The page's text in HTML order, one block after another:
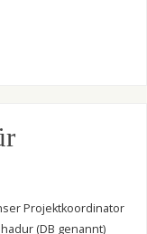
Projektkoordinator
(DB genannt)